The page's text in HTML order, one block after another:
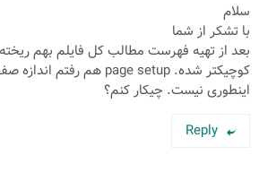
سلام
با تشکر از شما
اینطوری نیست. چیکار کنم؟
Reply